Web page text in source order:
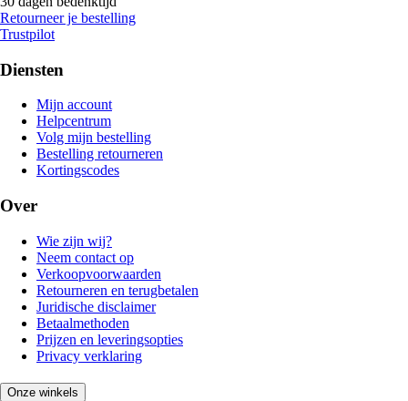
Retourneer je bestelling
Trustpilot
Diensten
Mijn account
Helpcentrum
Volg mijn bestelling
Bestelling retourneren
Kortingscodes
Over
Wie zijn wij?
Neem contact op
Verkoopvoorwaarden
Retourneren en terugbetalen
Juridische disclaimer
Betaalmethoden
Prijzen en leveringsopties
Privacy verklaring
Onze winkels